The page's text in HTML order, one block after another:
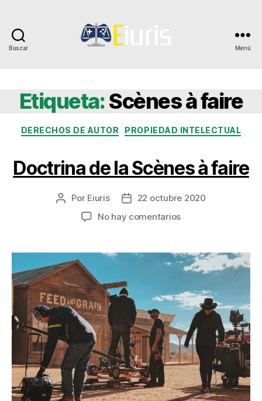
Buscar Menú
Etiqueta:Scènes à faire
Categorías
DERECHOS DE AUTOR PROPIEDAD INTELECTUAL
Doctrina de la Scènes à faire
Autor
Por Eiuris
Fecha22 octubre 2020
No hay comentariosen
la
Scènes
faire